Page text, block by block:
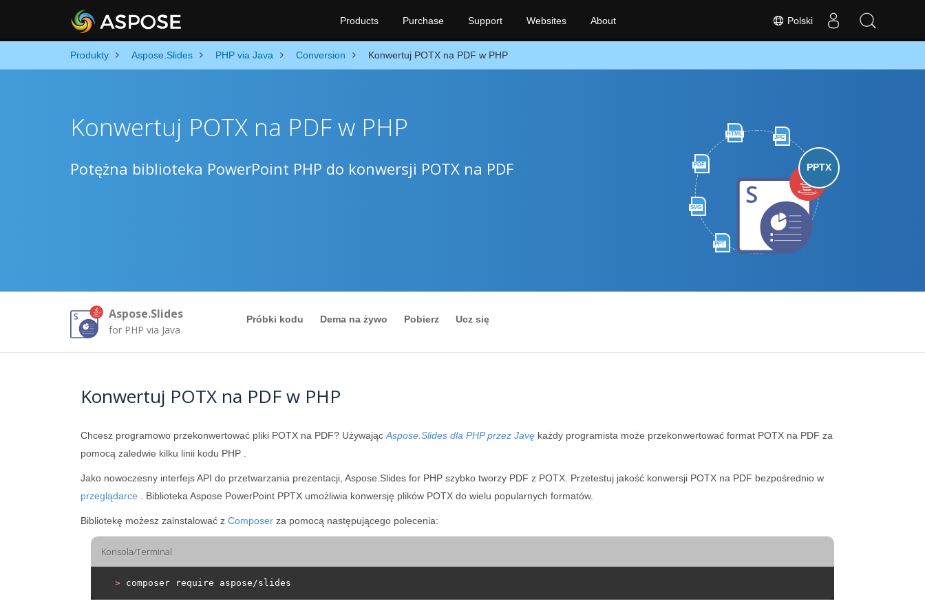
Polski
Products Purchase Support Websites About
Produkty Aspose.Slides PHP via Java Conversion Konwertuj POTX na PDF w PHP
HTML
JPG
PDF
SVG
PPT
PPTX
Konwertuj POTX na PDF w PHP
Potężna biblioteka PowerPoint PHP do konwersji POTX na PDF
Aspose.Slides
for PHP via Java
Próbki kodu Dema na żywo Pobierz Ucz się
Konwertuj POTX na PDF w PHP
Chcesz programowo przekonwertować pliki POTX na PDF? Używając Aspose.Slides dla PHP przez Javę każdy programista może przekonwertować format POTX na PDF za
pomocą zaledwie kilku linii kodu PHP .
Jako nowoczesny interfejs API do przetwarzania prezentacji, Aspose.Slides for PHP szybko tworzy PDF z POTX. Przetestuj jakość konwersji POTX na PDF bezpośrednio w
przeglądarce . Biblioteka Aspose PowerPoint PPTX umożliwia konwersję plików POTX do wielu popularnych formatów.
Bibliotekę możesz zainstalować z Composer za pomocą następującego polecenia:
Konsola/Terminal
> composer require aspose/slides